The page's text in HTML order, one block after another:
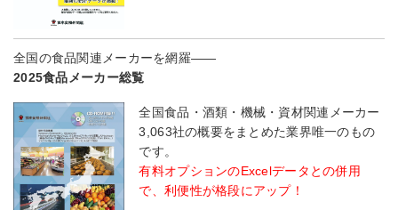
全国の食品関連メーカーを網羅――
2025食品メーカー総覧
全国食品・酒類・機械・資材関連メーカー
3,063社の概要をまとめた業界唯一のもの
です。
有料オプションのExcelデータとの併用
で、利便性が格段にアップ！